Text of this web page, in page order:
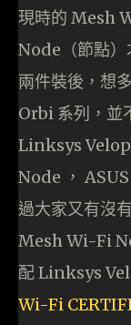
現時的 Mesh
Node（節點
兩件裝後，想
Orbi 系列，並
Linksys
Node ，
過大家又有沒
Mesh Wi-Fi
配 Linksys
Wi-Fi